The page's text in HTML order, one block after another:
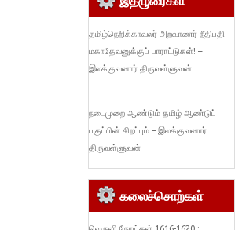
தமிழ்நெறிக்காவலர் அறவாணர் நீதிபதி
மகாதேவனுக்குப் பாராட்டுகள்! –
இலக்குவனார் திருவள்ளுவன்
நடைமுறை ஆண்டும் தமிழ் ஆண்டுப்
பகுப்பின் சிறப்பும் – இலக்குவனார்
திருவள்ளுவன்
கலைச்சொற்கள்